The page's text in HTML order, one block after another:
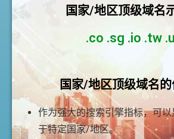
国家/地区顶级域名
.co .sg .io .tw
国家/地区顶级域名的
作为强大的搜索引擎指标，可
于特定国家/地区。